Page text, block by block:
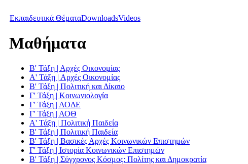
Εκπαιδευτικά ΘέματαDownloadsVideos
Μαθήματα
Β' Τάξη | Αρχές Οικονομίας
Α' Τάξη | Αρχές Οικονομίας
Β' Τάξη | Πολιτική και Δίκαιο
Γ' Τάξη | Κοινωνιολογία
Γ' Τάξη | ΑΟΔΕ
Γ' Τάξη | ΑΟΘ
Α' Τάξη | Πολιτική Παιδεία
Β' Τάξη | Πολιτική Παιδεία
Β' Τάξη | Βασικές Αρχές Κοινωνικών Επιστημών
Γ' Τάξη | Ιστορία Κοινωνικών Επιστημών
Β' Τάξη | Σύγχρονος Κόσμος: Πολίτης και Δημοκρατία